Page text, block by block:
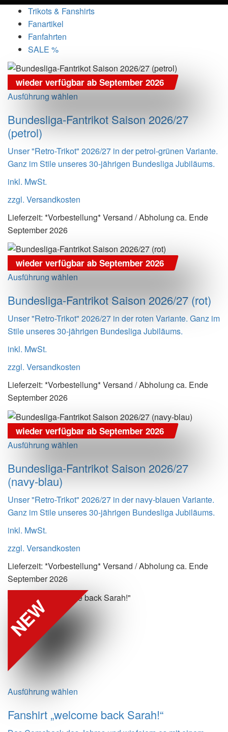
Trikots & Fanshirts
Fanartikel
Fanfahrten
SALE %
wieder verfügbar ab September 2026
Ausführung wählen
Bundesliga-Fantrikot Saison 2026/27
(petrol)
Unser "Retro-Trikot" 2026/27 in der petrol-grünen Variante.
Ganz im Stile unseres 30-jährigen Bundesliga Jubiläums.
inkl. MwSt.
zzgl. Versandkosten
Lieferzeit: *Vorbestellung* Versand / Abholung ca. Ende
September 2026
wieder verfügbar ab September 2026
Ausführung wählen
Bundesliga-Fantrikot Saison 2026/27 (rot)
Unser "Retro-Trikot" 2026/27 in der roten Variante. Ganz im
Stile unseres 30-jährigen Bundesliga Jubiläums.
inkl. MwSt.
zzgl. Versandkosten
Lieferzeit: *Vorbestellung* Versand / Abholung ca. Ende
September 2026
wieder verfügbar ab September 2026
Ausführung wählen
Bundesliga-Fantrikot Saison 2026/27
(navy-blau)
Unser "Retro-Trikot" 2026/27 in der navy-blauen Variante.
Ganz im Stile unseres 30-jährigen Bundesliga Jubiläums.
inkl. MwSt.
zzgl. Versandkosten
Lieferzeit: *Vorbestellung* Versand / Abholung ca. Ende
September 2026
NEW
Ausführung wählen
Fanshirt „welcome back Sarah!“